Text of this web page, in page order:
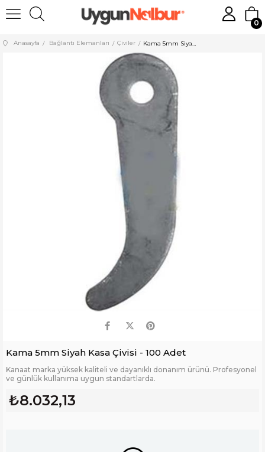
0
Anasayfa Bağlantı Elemanları Çiviler
Kama 5mm Siyah Kasa Çivisi - 100 Adet
Kanaat marka yüksek kaliteli ve dayanıklı donanım ürünü. Profesyonel
ve günlük kullanıma uygun standartlarda.
₺8.032,13